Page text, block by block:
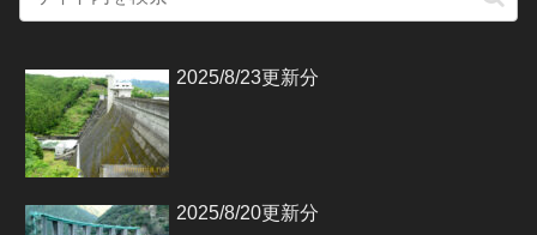
2025/8/23更新分
2025/8/20更新分